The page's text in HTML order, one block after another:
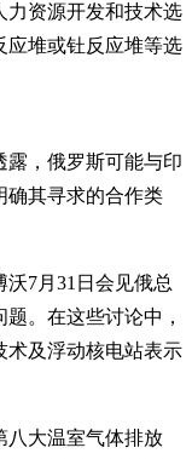
力资源开发和技术选
应堆或钍反应堆等选
露，俄罗斯可能与印
确其寻求的合作类
7月31日会见俄总
。在这些讨论中，
术及浮动核电站表示
八大温室气体排放